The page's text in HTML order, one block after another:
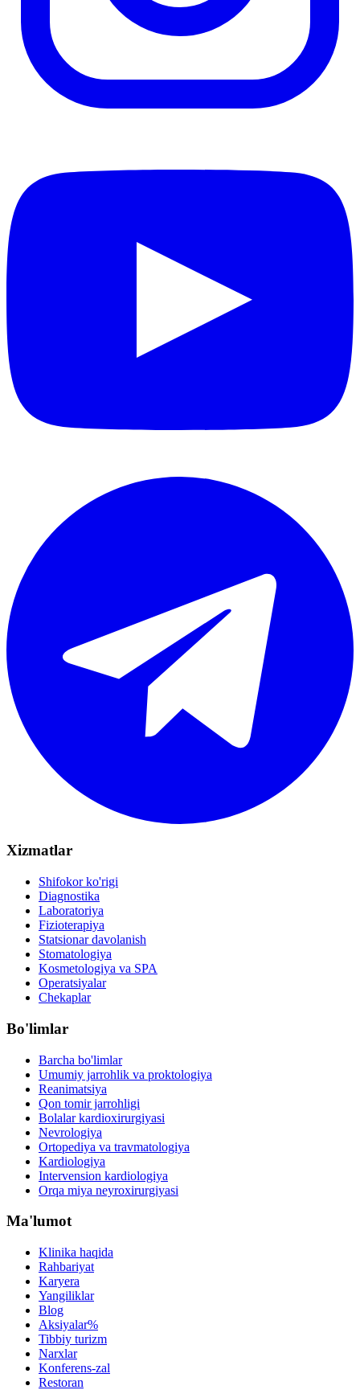
Xizmatlar
Shifokor ko'rigi
Diagnostika
Laboratoriya
Fizioterapiya
Statsionar davolanish
Stomatologiya
Kosmetologiya va SPA
Operatsiyalar
Chekaplar
Bo'limlar
Barcha bo'limlar
Umumiy jarrohlik va proktologiya
Reanimatsiya
Qon tomir jarrohligi
Bolalar kardioxirurgiyasi
Nevrologiya
Ortopediya va travmatologiya
Kardiologiya
Intervension kardiologiya
Orqa miya neyroxirurgiyasi
Ma'lumot
Klinika haqida
Rahbariyat
Karyera
Yangiliklar
Blog
Aksiyalar%
Tibbiy turizm
Narxlar
Konferens-zal
Restoran